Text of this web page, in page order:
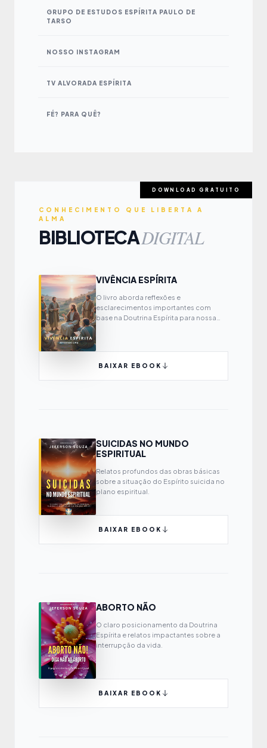
GRUPO DE ESTUDOS ESPÍRITA PAULO DE
TARSO
NOSSO INSTAGRAM
TV ALVORADA ESPÍRITA
FÉ? PARA QUÊ?
DOWNLOAD GRATUITO
CONHECIMENTO QUE LIBERTA A
ALMA
BIBLIOTECADIGITAL
VIVÊNCIA ESPÍRITA
O livro aborda reflexões e
esclarecimentos importantes com
base na Doutrina Espírita para nossa
BAIXAR EBOOK
SUICIDAS NO MUNDO
ESPIRITUAL
Relatos profundos das obras básicas
sobre a situação do Espírito suicida no
plano espiritual.
BAIXAR EBOOK
ABORTO NÃO
O claro posicionamento da Doutrina
Espírita e relatos impactantes sobre a
interrupção da vida.
BAIXAR EBOOK